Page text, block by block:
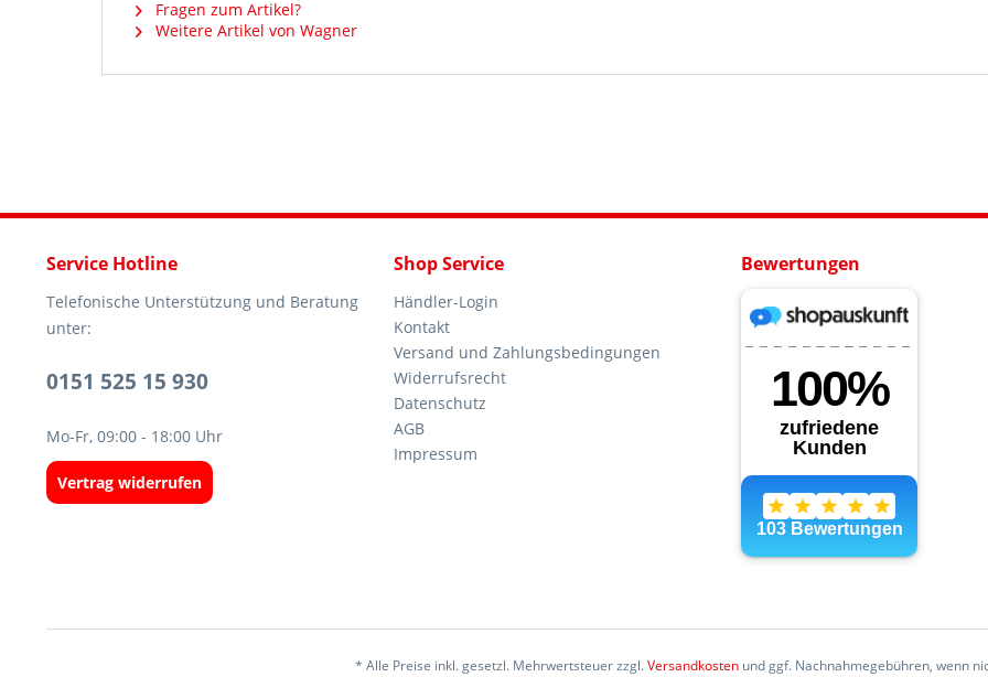
Fragen zum Artikel?
Weitere Artikel von Wagner
Service Hotline
Telefonische Unterstützung und Beratung
unter:
0151 525 15 930
Mo-Fr, 09:00 - 18:00 Uhr
Vertrag widerrufen
Shop Service
Händler-Login
Kontakt
Versand und Zahlungsbedingungen
Widerrufsrecht
Datenschutz
AGB
Impressum
Bewertungen
* Alle Preise inkl. gesetzl. Mehrwertsteuer zzgl.Versandkostenund ggf. Nachnahmegebühren, wenn